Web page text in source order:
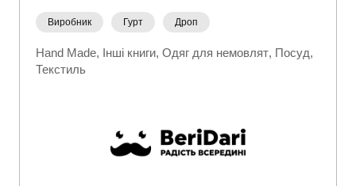
Виробник Гурт Дроп
Hand Made Інші книги Одяг для немовлят Посуд
Текстиль